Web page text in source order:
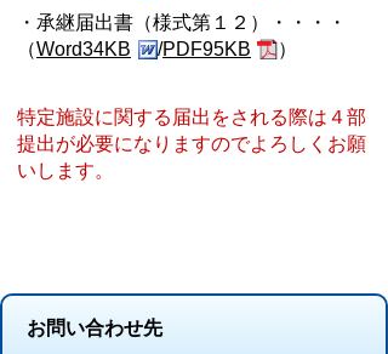
・承継届出書（様式第１２）・・・・
（Word34KB /PDF95KB ）
特定施設に関する届出をされる際は４部
提出が必要になりますのでよろしくお願
いします。
お問い合わせ先